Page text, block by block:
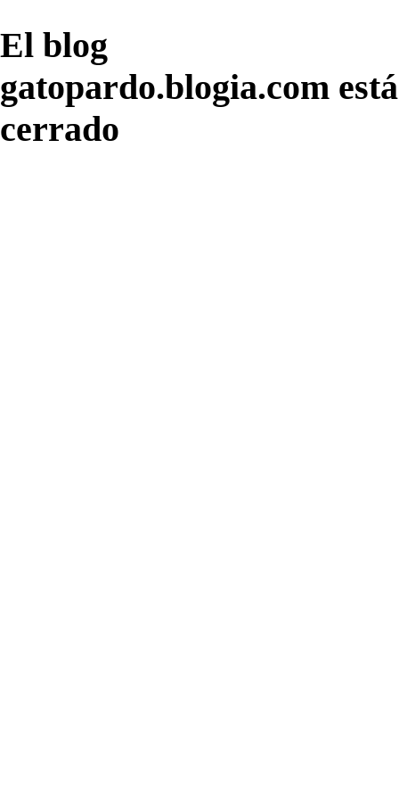
El blog
gatopardo.blogia.com está
cerrado